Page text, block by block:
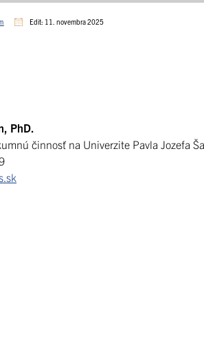
Edit: 11. novembra 2025
PhD.
činnosť na Univerzite Pavla Jozefa